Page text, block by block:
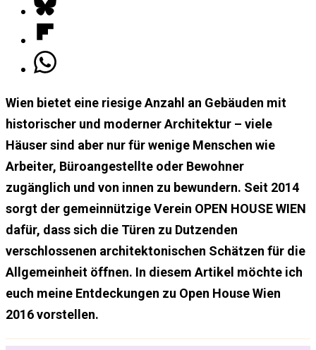
Wien bietet eine riesige Anzahl an Gebäuden mit
historischer und moderner Architektur – viele
Häuser sind aber nur für wenige Menschen wie
Arbeiter, Büroangestellte oder Bewohner
zugänglich und von innen zu bewundern. Seit 2014
sorgt der gemeinnützige Verein OPEN HOUSE WIEN
dafür, dass sich die Türen zu Dutzenden
verschlossenen architektonischen Schätzen für die
Allgemeinheit öffnen. In diesem Artikel möchte ich
euch meine Entdeckungen zu Open House Wien
2016 vorstellen.